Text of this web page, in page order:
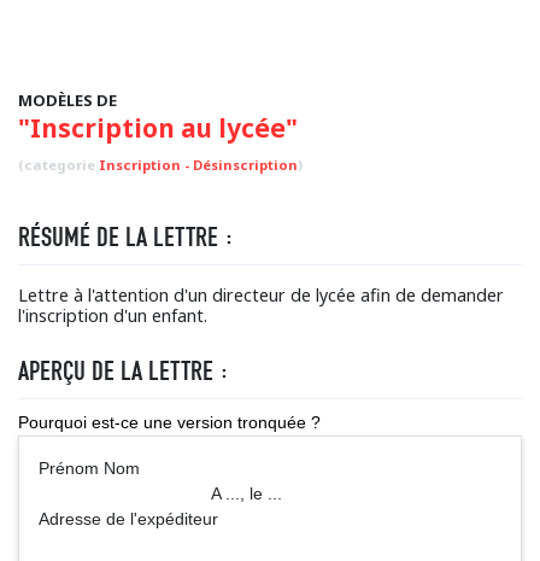
MODÈLES DE
"Inscription au lycée"
(categorie Inscription - Désinscription)
RÉSUMÉ DE LA LETTRE :
Lettre à l'attention d'un directeur de lycée afin de demander
l'inscription d'un enfant.
APERÇU DE LA LETTRE :
Pourquoi est-ce une version tronquée ?
Prénom Nom
A ..., le ...
Adresse de l'expéditeur